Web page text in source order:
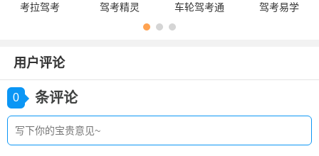
考拉驾考 驾考精灵 车轮驾考通 驾考易学
用户评论
0 条评论